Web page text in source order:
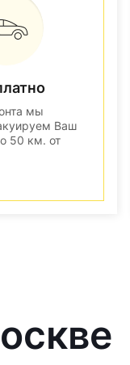
мы
Ваш
50 км. от